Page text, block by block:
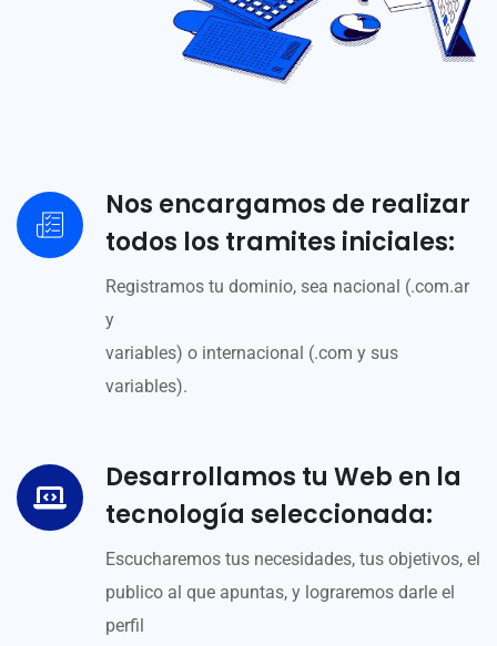
Nos encargamos de realizar
todos los tramites iniciales:
Registramos tu dominio, sea nacional (.com.ar
y
variables) o internacional (.com y sus
variables).
Desarrollamos tu Web en la
tecnología seleccionada:
Escucharemos tus necesidades, tus objetivos, el
publico al que apuntas, y lograremos darle el
perfil